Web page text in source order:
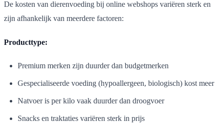
De kosten van dierenvoeding bij online webshops variëren sterk en
zijn afhankelijk van meerdere factoren:
Producttype:
Premium merken zijn duurder dan budgetmerken
Gespecialiseerde voeding (hypoallergeen, biologisch) kost meer
Natvoer is per kilo vaak duurder dan droogvoer
Snacks en traktaties variëren sterk in prijs